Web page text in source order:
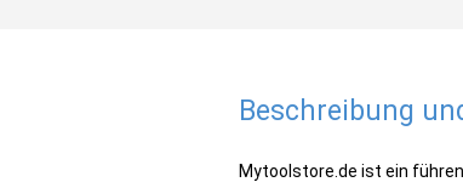
Beschreibung
Mytoolstore.de ist ein